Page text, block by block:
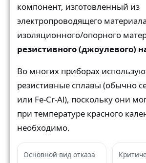
компонент, изготовленный из
электропроводящего
изоляционного/опорного
резистивного (джоулевого)
Во многих приборах
резистивные сплавы (обычно
или Fe-Cr-Al), поскольку они
при температуре красного
необходимо.
Основной вид отказа